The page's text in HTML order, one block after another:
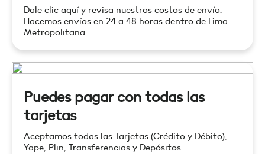
Dale clic aquí y revisa nuestros costos de envío.
Hacemos envíos en 24 a 48 horas dentro de Lima
Metropolitana.
Puedes pagar con todas las
tarjetas
Aceptamos todas las Tarjetas (Crédito y Débito),
Yape, Plin, Transferencias y Depósitos.